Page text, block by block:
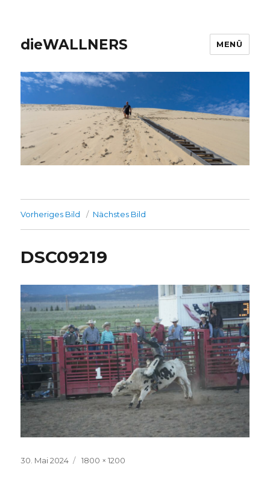
dieWALLNERS MENÜ
Vorheriges Bild Nächstes Bild
DSC09219
Veröffentlicht
30. Mai 2024
Volle
1800 × 1200